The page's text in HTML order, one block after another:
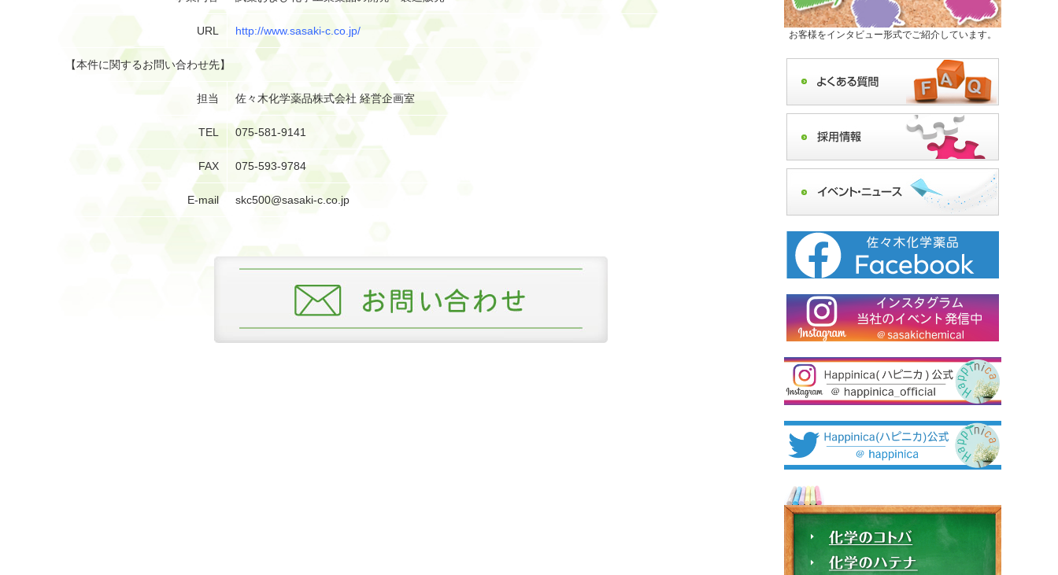
URL http://www.sasaki-c.co.jp/
【本件に関するお問い合わせ先】
担当 佐々木化学薬品株式会社 経営企画室
TEL 075-581-9141
FAX 075-593-9784
E-mail skc500@sasaki-c.co.jp
お客様をインタビュー形式でご紹介しています。